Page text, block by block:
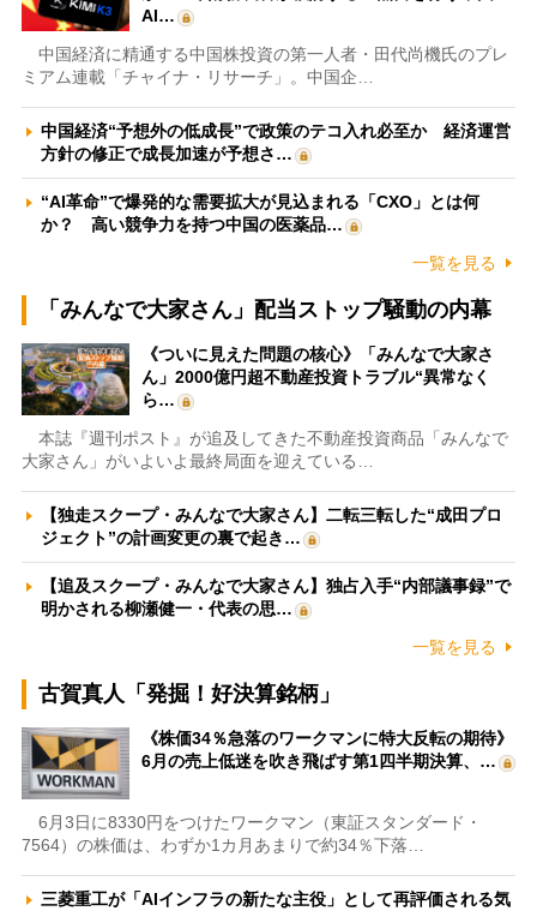
AI…
中国経済に精通する中国株投資の第一人者・田代尚機氏のプレ
ミアム連載「チャイナ・リサーチ」。中国企…
中国経済“予想外の低成長”で政策のテコ入れ必至か 経済運営
方針の修正で成長加速が予想さ…
“AI革命”で爆発的な需要拡大が見込まれる「CXO」とは何
か？ 高い競争力を持つ中国の医薬品…
一覧を見る
「みんなで大家さん」配当ストップ騒動の内幕
《ついに見えた問題の核心》「みんなで大家さ
ん」2000億円超不動産投資トラブル“異常なく
ら…
本誌『週刊ポスト』が追及してきた不動産投資商品「みんなで
大家さん」がいよいよ最終局面を迎えている…
【独走スクープ・みんなで大家さん】二転三転した“成田プロ
ジェクト”の計画変更の裏で起き…
【追及スクープ・みんなで大家さん】独占入手“内部議事録”で
明かされる柳瀬健一・代表の思…
一覧を見る
古賀真人「発掘！好決算銘柄」
《株価34％急落のワークマンに特大反転の期待》
6月の売上低迷を吹き飛ばす第1四半期決算、…
6月3日に8330円をつけたワークマン（東証スタンダード・
7564）の株価は、わずか1カ月あまりで約34％下落…
三菱重工が「AIインフラの新たな主役」として再評価される気